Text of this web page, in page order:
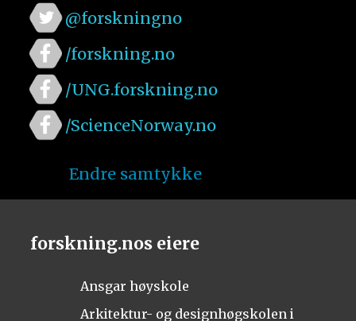
@forskningno
/forskning.no
/UNG.forskning.no
/ScienceNorway.no
Endre samtykke
forskning.nos eiere
Ansgar høyskole
Arkitektur- og designhøgskolen i